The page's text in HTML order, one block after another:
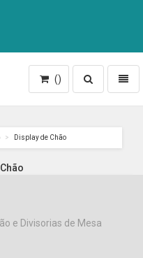
Toggle
search
()
Display de Chão
e Divisorias de Mesa